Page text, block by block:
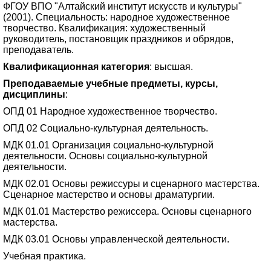
ФГОУ ВПО "Алтайский институт искусств и культуры"
(2001). Специальность: народное художественное
творчество. Квалификация: художественный
руководитель, постановщик праздников и обрядов,
преподаватель.
Квалификационная категория: высшая.
Преподаваемые учебные предметы, курсы,
дисциплины:
ОПД 01 Народное художественное творчество.
ОПД 02 Социально-культурная деятельность.
МДК 01.01 Организация социально-культурной
деятельности. Основы социально-культурной
деятельности.
МДК 02.01 Основы режиссуры и сценарного мастерства.
Сценарное мастерство и основы драматургии.
МДК 01.01 Мастерство режиссера. Основы сценарного
мастерства.
МДК 03.01 Основы управленческой деятельности.
Учебная практика.